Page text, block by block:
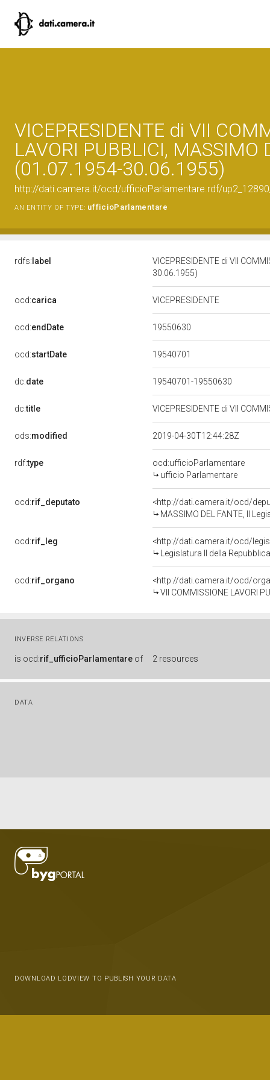
VICEPRESIDENTE di VII
LAVORI PUBBLICI, MASSIMO
(01.07.1954-30.06.1955)
http://dati.camera.it/ocd/ufficioParlamentare.rdf/
AN ENTITY OF TYPE: ufficioParlamentare
rdfs: label
VICEPRESIDENTE di VII
30.06.1955)
ocd:carica VICEPRESIDENTE
ocd:endDate 19550630
ocd:startDate 19540701
dc:date 19540701-19550630
dc:title VICEPRESIDENTE di VII
ods:modified 2019-04-30T12:44:28Z
rdf:type
ocd:ufficioParlamentare
ufficio Parlamentare
ocd:rif_deputato
<http://dati.camera.it/ocd/
MASSIMO DEL FANTE, II
ocd:rif_leg
<http://dati.camera.it/ocd/
Legislatura II della
ocd:rif_organo
<http://dati.camera.it/ocd/
VII COMMISSIONE LAVORI
INVERSE RELATIONS
is ocd:rif_ufficioParlamentare of 2 resources
DATA
DOWNLOAD LODVIEW TO PUBLISH YOUR DATA